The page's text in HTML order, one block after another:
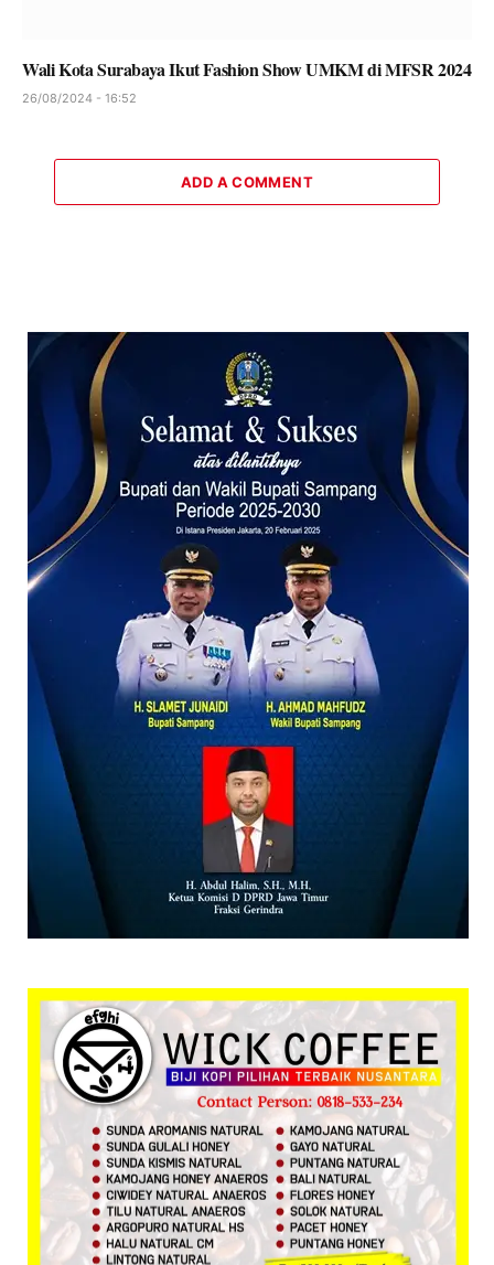
Wali Kota Surabaya Ikut Fashion Show UMKM di MFSR 2024
26/08/2024 - 16:52
ADD A COMMENT